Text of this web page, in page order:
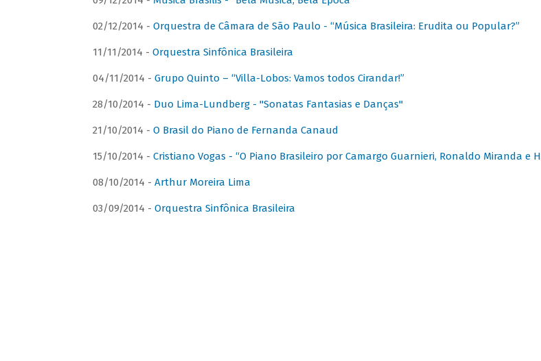
02/12/2014 - Orquestra de Câmara de São Paulo - “Música Brasileira: Erudita ou Popular?”
11/11/2014 - Orquestra Sinfônica Brasileira
04/11/2014 - Grupo Quinto – “Villa-Lobos: Vamos todos Cirandar!”
28/10/2014 - Duo Lima-Lundberg - "Sonatas Fantasias e Danças"
21/10/2014 - O Brasil do Piano de Fernanda Canaud
15/10/2014 - Cristiano Vogas - “O Piano Brasileiro por Camargo Guarnieri, Ronaldo Miranda e
08/10/2014 - Arthur Moreira Lima
03/09/2014 - Orquestra Sinfônica Brasileira